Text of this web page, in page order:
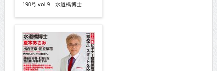
190号 vol.9 水道橋博士